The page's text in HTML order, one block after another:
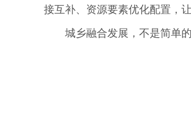
接互补、资源要素优化配置，
城乡融合发展，不是简单的“